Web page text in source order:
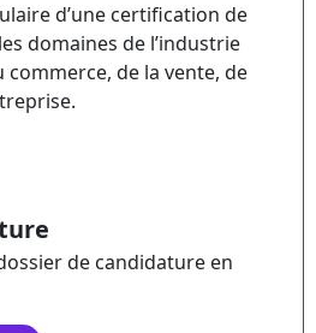
d’une certification de
domaines de l’industrie
de la vente, de
de candidature en